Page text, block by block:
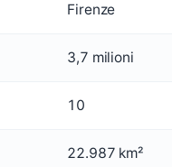
Firenze
3,7 milioni
10
22.987 km²